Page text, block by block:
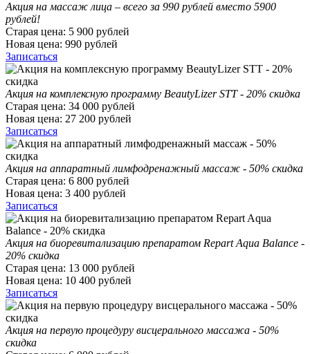
Акция на массаж лица – всего за 990 рублей вместо 5900
рублей!
Старая цена: 5 900 рублей
Новая цена: 990 рублей
Записаться
Акция на комплексную программу BeautyLizer STT - 20% скидка
Старая цена: 34 000 рублей
Новая цена: 27 200 рублей
Записаться
Акция на аппаратный лимфодренажный массаж - 50% скидка
Старая цена: 6 800 рублей
Новая цена: 3 400 рублей
Записаться
Акция на биоревитализацию препаратом Repart Aqua Balance -
20% скидка
Старая цена: 13 000 рублей
Новая цена: 10 400 рублей
Записаться
Акция на первую процедуру висцерального массажа - 50%
скидка